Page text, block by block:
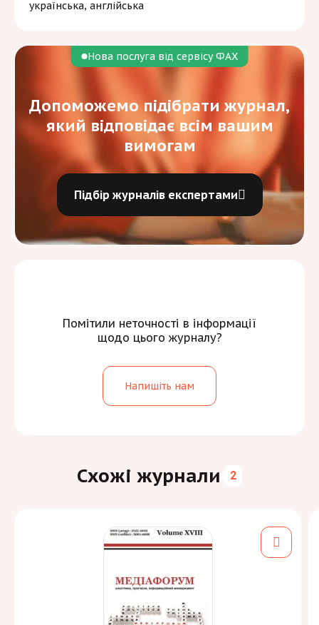
українська, англійська
Помітили неточності в інформації
щодо цього журналу?
Напишіть нам
Нова послуга від сервісу ФАХ
Допоможемо підібрати журнал,
який відповідає всім вашим
вимогам
Підбір журналів експертами
Схожі журнали 2